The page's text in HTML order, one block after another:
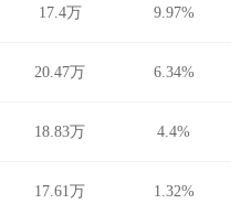
17.4万 9.97%
20.47万 6.34%
18.83万 4.4%
17.61万 1.32%